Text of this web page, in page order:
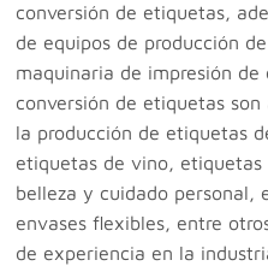
conversión de etiquetas,
de equipos de producción
maquinaria de impresión
conversión de etiquetas
la producción de etiquetas
etiquetas de vino,
belleza y cuidado personal,
envases flexibles, entre
de experiencia en la